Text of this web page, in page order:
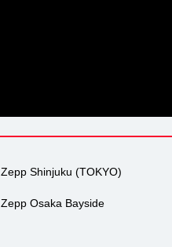
Zepp Shinjuku (TOKYO)
Zepp Osaka Bayside